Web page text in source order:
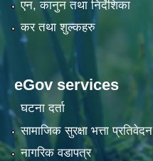
एन, कानुन तथा निर्देशिका
कर तथा शुल्कहरु
eGov services
घटना दर्ता
सामाजिक सुरक्षा भत्ता प्रतिवेदन
नागरिक वडापत्र